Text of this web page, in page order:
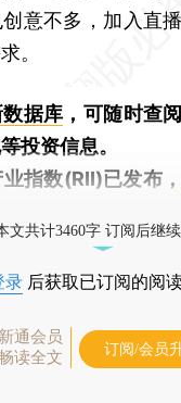
意不多，加入直
。
据库 ，可随时查
投资信息。
指数(RII)已发布，
文共计3460字 订阅后继
录 后获取已订阅的阅
通会员
读全文
订阅/会员